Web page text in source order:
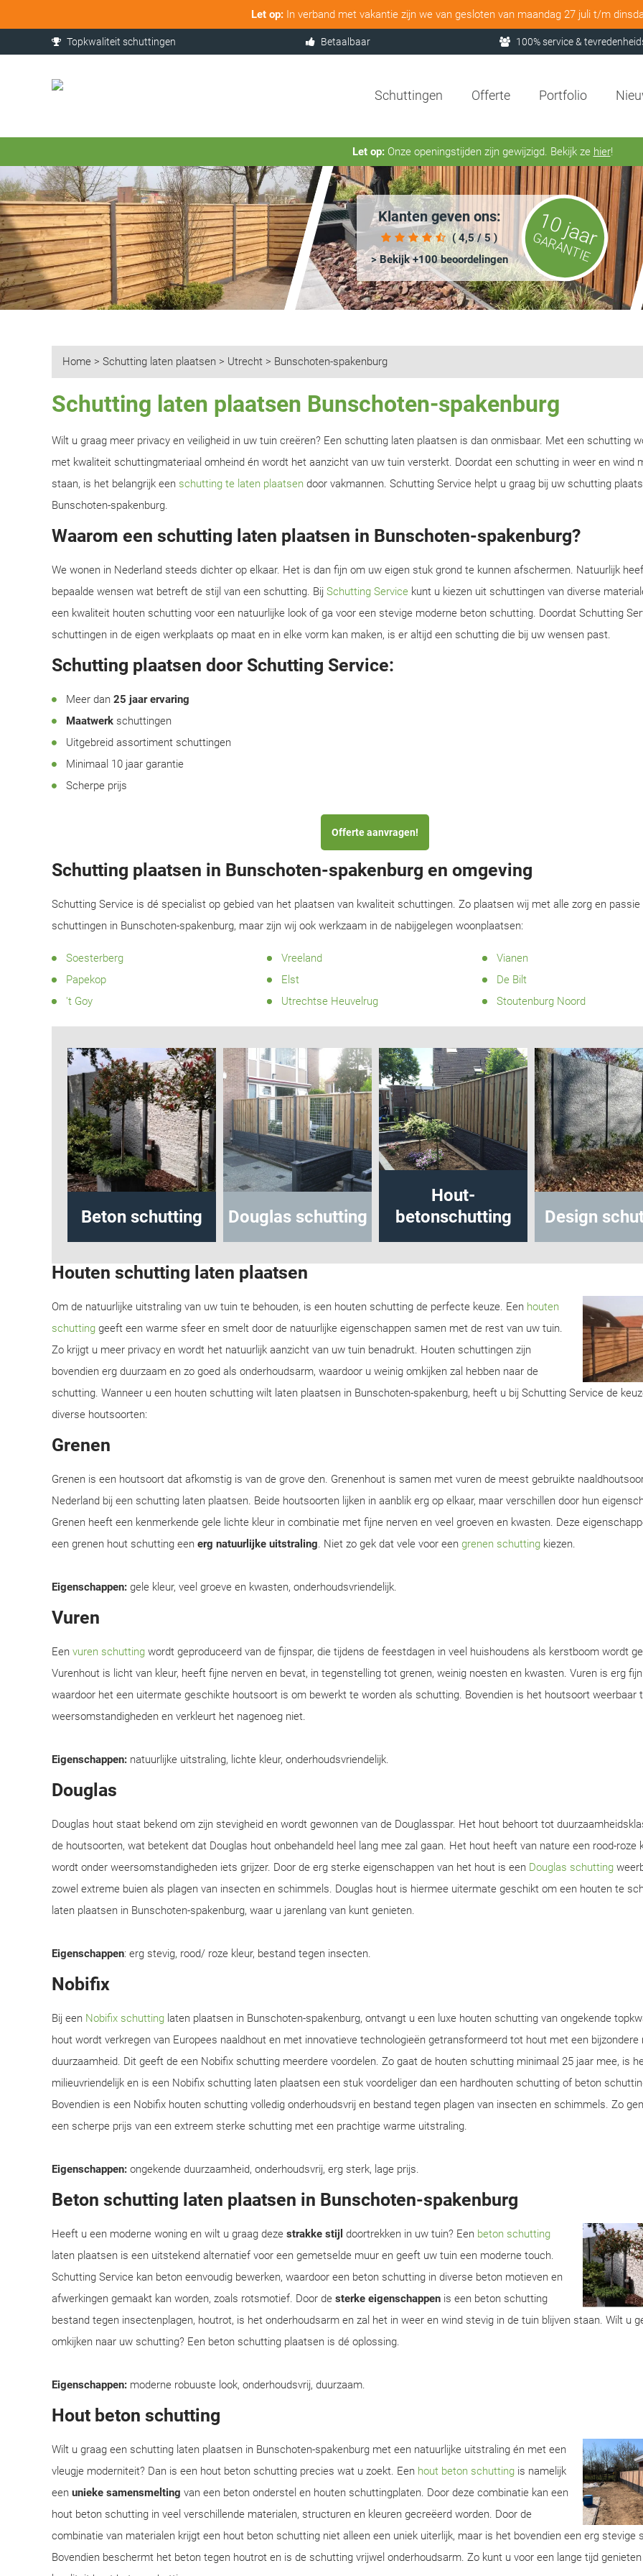
Let op:In verband met vakantie zijn we van gesloten van maandag 27 juli t/m
Topkwaliteit schuttingen Betaalbaar 100% service &
Schuttingen Offerte Portfolio
Let op:Onze openingstijden zijn gewijzigd. Bekijk ze hier!
Klanten geven ons:
( 4,5 / 5 )
> Bekijk +100 beoordelingen
10 jaar
GARANTIE
Home > Schutting laten plaatsen > Utrecht > Bunschoten-spakenburg
Schutting laten plaatsen Bunschoten-spakenburg
Wilt u graag meer privacy en veiligheid in uw tuin creëren? Een schutting laten plaatsen is dan onmisbaar. Met een schutting
met kwaliteit schuttingmateriaal omheind én wordt het aanzicht van uw tuin versterkt. Doordat een schutting in weer en wind
staan, is het belangrijk een schutting te laten plaatsen door vakmannen. Schutting Service helpt u graag bij uw schutting
Bunschoten-spakenburg.
Waarom een schutting laten plaatsen in Bunschoten-spakenburg?
We wonen in Nederland steeds dichter op elkaar. Het is dan fijn om uw eigen stuk grond te kunnen afschermen. Natuurlijk
bepaalde wensen wat betreft de stijl van een schutting. Bij Schutting Service kunt u kiezen uit schuttingen van diverse
een kwaliteit houten schutting voor een natuurlijke look of ga voor een stevige moderne beton schutting. Doordat Schutting
schuttingen in de eigen werkplaats op maat en in elke vorm kan maken, is er altijd een schutting die bij uw wensen past.
Schutting plaatsen door Schutting Service:
Meer dan 25 jaar ervaring
Maatwerk schuttingen
Uitgebreid assortiment schuttingen
Minimaal 10 jaar garantie
Scherpe prijs
Offerte aanvragen!
Schutting plaatsen in Bunschoten-spakenburg en omgeving
Schutting Service is dé specialist op gebied van het plaatsen van kwaliteit schuttingen. Zo plaatsen wij met alle zorg en passie
schuttingen in Bunschoten-spakenburg, maar zijn wij ook werkzaam in de nabijgelegen woonplaatsen:
Soesterberg Vreeland
Vianen
Papekop
Elst
De Bilt
't Goy
Utrechtse Heuvelrug Stoutenburg Noord
Beton schutting Douglas schutting
Hout-
betonschutting
Design
Houten schutting laten plaatsen
Om de natuurlijke uitstraling van uw tuin te behouden, is een houten schutting de perfecte keuze. Een houten
schutting geeft een warme sfeer en smelt door de natuurlijke eigenschappen samen met de rest van uw tuin.
Zo krijgt u meer privacy en wordt het natuurlijk aanzicht van uw tuin benadrukt. Houten schuttingen zijn
bovendien erg duurzaam en zo goed als onderhoudsarm, waardoor u weinig omkijken zal hebben naar de
schutting. Wanneer u een houten schutting wilt laten plaatsen in Bunschoten-spakenburg, heeft u bij Schutting Service de
diverse houtsoorten:
Grenen
Grenen is een houtsoort dat afkomstig is van de grove den. Grenenhout is samen met vuren de meest gebruikte
Nederland bij een schutting laten plaatsen. Beide houtsoorten lijken in aanblik erg op elkaar, maar verschillen door hun
Grenen heeft een kenmerkende gele lichte kleur in combinatie met fijne nerven en veel groeven en kwasten. Deze
een grenen hout schutting een erg natuurlijke uitstraling. Niet zo gek dat vele voor een grenen schutting kiezen.
Eigenschappen: gele kleur, veel groeve en kwasten, onderhoudsvriendelijk.
Vuren
Een vuren schutting wordt geproduceerd van de fijnspar, die tijdens de feestdagen in veel huishoudens als kerstboom wordt
Vurenhout is licht van kleur, heeft fijne nerven en bevat, in tegenstelling tot grenen, weinig noesten en kwasten. Vuren is erg
waardoor het een uitermate geschikte houtsoort is om bewerkt te worden als schutting. Bovendien is het houtsoort weerbaar
weersomstandigheden en verkleurt het nagenoeg niet.
Eigenschappen: natuurlijke uitstraling, lichte kleur, onderhoudsvriendelijk.
Douglas
Douglas hout staat bekend om zijn stevigheid en wordt gewonnen van de Douglasspar. Het hout behoort tot
de houtsoorten, wat betekent dat Douglas hout onbehandeld heel lang mee zal gaan. Het hout heeft van nature een rood-roze
wordt onder weersomstandigheden iets grijzer. Door de erg sterke eigenschappen van het hout is een Douglas schutting
zowel extreme buien als plagen van insecten en schimmels. Douglas hout is hiermee uitermate geschikt om een houten te
laten plaatsen in Bunschoten-spakenburg, waar u jarenlang van kunt genieten.
Eigenschappen: erg stevig, rood/ roze kleur, bestand tegen insecten.
Nobifix
Bij een Nobifix schutting laten plaatsen in Bunschoten-spakenburg, ontvangt u een luxe houten schutting van ongekende
hout wordt verkregen van Europees naaldhout en met innovatieve technologieën getransformeerd tot hout met een bijzondere
duurzaamheid. Dit geeft de een Nobifix schutting meerdere voordelen. Zo gaat de houten schutting minimaal 25 jaar mee, is
milieuvriendelijk en is een Nobifix schutting laten plaatsen een stuk voordeliger dan een hardhouten schutting of beton
Bovendien is een Nobifix houten schutting volledig onderhoudsvrij en bestand tegen plagen van insecten en schimmels. Zo
een scherpe prijs van een extreem sterke schutting met een prachtige warme uitstraling.
Eigenschappen: ongekende duurzaamheid, onderhoudsvrij, erg sterk, lage prijs.
Beton schutting laten plaatsen in Bunschoten-spakenburg
Heeft u een moderne woning en wilt u graag deze strakke stijl doortrekken in uw tuin? Een beton schutting
laten plaatsen is een uitstekend alternatief voor een gemetselde muur en geeft uw tuin een moderne touch.
Schutting Service kan beton eenvoudig bewerken, waardoor een beton schutting in diverse beton motieven en
afwerkingen gemaakt kan worden, zoals rotsmotief. Door de sterke eigenschappen is een beton schutting
bestand tegen insectenplagen, houtrot, is het onderhoudsarm en zal het in weer en wind stevig in de tuin blijven staan. Wilt u
omkijken naar uw schutting? Een beton schutting plaatsen is dé oplossing.
Eigenschappen: moderne robuuste look, onderhoudsvrij, duurzaam.
Hout beton schutting
Wilt u graag een schutting laten plaatsen in Bunschoten-spakenburg met een natuurlijke uitstraling én met een
vleugje moderniteit? Dan is een hout beton schutting precies wat u zoekt. Een hout beton schutting is namelijk
een unieke samensmelting van een beton onderstel en houten schuttingplaten. Door deze combinatie kan een
hout beton schutting in veel verschillende materialen, structuren en kleuren gecreëerd worden. Door de
combinatie van materialen krijgt een hout beton schutting niet alleen een uniek uiterlijk, maar is het bovendien een erg stevige
Bovendien beschermt het beton tegen houtrot en is de schutting vrijwel onderhoudsarm. Zo kunt u voor een lange tijd